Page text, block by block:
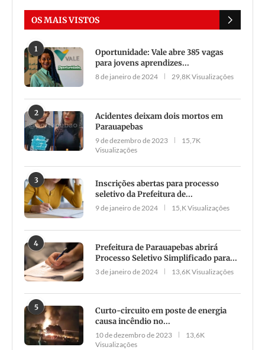
OS MAIS VISTOS
1
Oportunidade: Vale abre 385 vagas
para jovens aprendizes...
8 de janeiro de 2024 29,8K Visualizações
2
Acidentes deixam dois mortos em
Parauapebas
9 de dezembro de 2023
15,7K
Visualizações
3
Inscrições abertas para processo
seletivo da Prefeitura de...
9 de janeiro de 2024 15,K Visualizações
4
Prefeitura de Parauapebas abrirá
Processo Seletivo Simplificado para...
3 de janeiro de 2024 13,6K Visualizações
5
Curto-circuito em poste de energia
causa incêndio no...
10 de dezembro de 2023
13,6K
Visualizações